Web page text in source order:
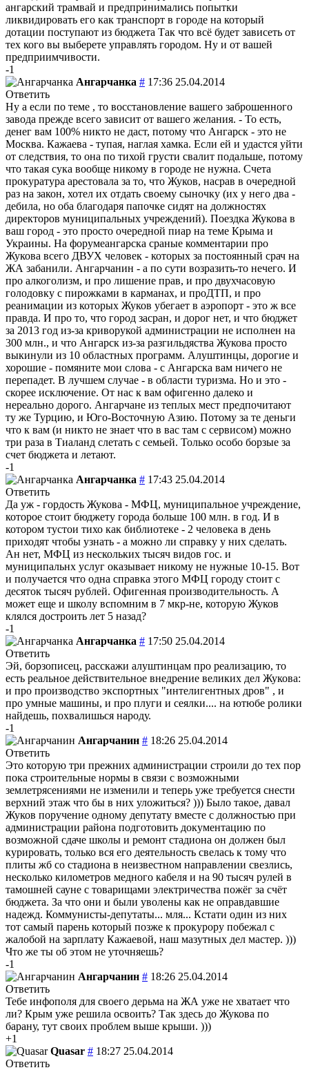
ангарский трамвай и предпринимались попытки
ликвидировать его как транспорт в городе на который
дотации поступают из бюджета Так что всё будет зависеть от
тех кого вы выберете управлять городом. Ну и от вашей
предприимчивости.
-1
Ангарчанка # 17:36 25.04.2014
Ответить
Ну а если по теме , то восстановление вашего заброшенного
завода прежде всего зависит от вашего желания. - То есть,
денег вам 100% никто не даст, потому что Ангарск - это не
Москва. Кажаева - тупая, наглая хамка. Если ей и удастся уйти
от следствия, то она по тихой грусти свалит подальше, потому
что такая сука вообще никому в городе не нужна. Счета
прокуратура арестовала за то, что Жуков, насрав в очередной
раз на закон, хотел их отдать своему сыночку (их у него два -
дебила, но оба благодаря папочке сидят на должностях
директоров муниципальных учреждений). Поездка Жукова в
ваш город - это просто очередной пиар на теме Крыма и
Украины. На форумеангарска сраные комментарии про
Жукова всего ДВУХ человек - которых за постоянный срач на
ЖА забанили. Ангарчанин - а по сути возразить-то нечего. И
про алкоголизм, и про лишение прав, и про двухчасовую
голодовку с пирожками в карманах, и проДТП, и про
реанимации из которых Жуков убегает в аэропорт - это ж все
правда. И про то, что город засран, и дорог нет, и что бюджет
за 2013 год из-за криворукой администрации не исполнен на
300 млн., и что Ангарск из-за разгильдяства Жукова просто
выкинули из 10 областных программ. Алуштинцы, дорогие и
хорошие - помяните мои слова - с Ангарска вам ничего не
перепадет. В лучшем случае - в области туризма. Но и это -
скорее исключение. От нас к вам офигенно далеко и
нереально дорого. Ангарчане из теплых мест предпочитают
ту же Турцию, и Юго-Восточную Азию. Потому за те деньги
что к вам (и никто не знает что в вас там с сервисом) можно
три раза в Тиаланд слетать с семьей. Только особо борзые за
счет бюджета и летают.
-1
Ангарчанка # 17:43 25.04.2014
Ответить
Да уж - гордость Жукова - МФЦ, муниципальное учреждение,
которое стоит бюджету города больше 100 млн. в год. И в
котором тустои тихо как библиотеке - 2 человека в день
приходят чтобы узнать - а можно ли справку у них сделать.
Ан нет, МФЦ из нескольких тысяч видов гос. и
муниципальнх услуг оказывает никому не нужные 10-15. Вот
и получается что одна справка этого МФЦ городу стоит с
десяток тысяч рублей. Офигенная производительность. А
может еще и школу вспомним в 7 мкр-не, которую Жуков
клялся достроить лет 5 назад?
-1
Ангарчанка # 17:50 25.04.2014
Ответить
Эй, борзописец, расскажи алуштинцам про реализацию, то
есть реальное действительное внедрение великих дел Жукова:
и про производство экспортных "интелигентных дров" , и
про умные машины, и про плуги и сеялки.... на ютюбе ролики
найдешь, похвалишься народу.
-1
Ангарчанин # 18:26 25.04.2014
Ответить
Это которую три прежних администрации строили до тех пор
пока строительные нормы в связи с возможными
землетрясениями не изменили и теперь уже требуется снести
верхний этаж что бы в них уложиться? ))) Было такое, давал
Жуков поручение одному депутату вместе с должностью при
администрации района подготовить документацию по
возможной сдаче школы и ремонт стадиона он должен был
курировать, только вся его деятельность свелась к тому что
плиты жб со стадиона в неизвестном направлении свезлись,
несколько километров медного кабеля и на 90 тысяч рулей в
тамошней сауне с товарищами электричества пожёг за счёт
бюджета. За что они и были уволены как не оправдавшие
надежд. Коммунисты-депутаты... мля... Кстати один из них
тот самый парень который позже к прокурору побежал с
жалобой на зарплату Кажаевой, наш мазутных дел мастер. )))
Что же ты об этом не уточняешь?
-1
Ангарчанин # 18:26 25.04.2014
Ответить
Тебе инфополя для своего дерьма на ЖА уже не хватает что
ли? Крым уже решила освоить? Так здесь до Жукова по
барану, тут своих проблем выше крыши. )))
+1
Quasar # 18:27 25.04.2014
Ответить